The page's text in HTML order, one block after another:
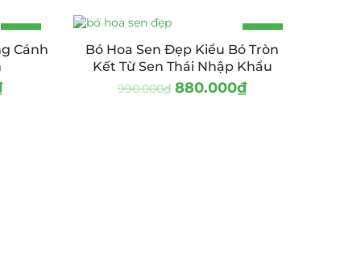
-7%
Cánh
-11%
Bó Hoa Sen Đẹp Kiểu Bó Tròn
Kết Từ Sen Thái Nhập Khẩu
990.000₫ 880.000₫